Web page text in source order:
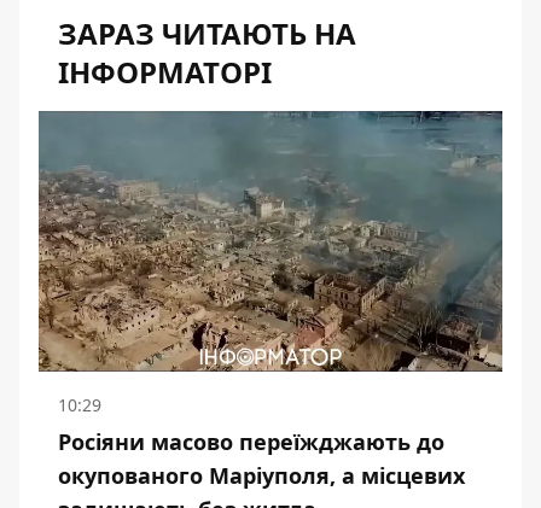
ЗАРАЗ ЧИТАЮТЬ НА
ІНФОРМАТОРІ
10:29
Росіяни масово переїжджають до
окупованого Маріуполя, а місцевих